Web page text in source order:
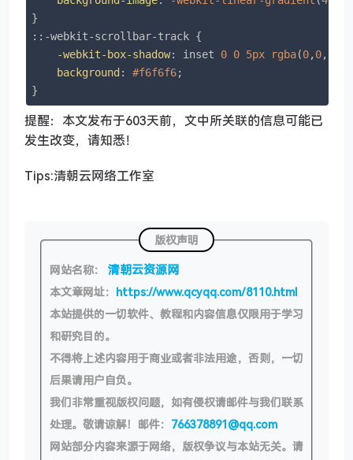
::-webkit-scrollbar-track {
-webkit-box-shadow: inset 0 0 5px rgba(0, 0,
background : #f6f6f6;
}
提醒：本文发布于603天前，文中所关联的信息可能已
发生改变，请知悉！
Tips:清朝云网络工作室
版权声明
网站名称： 清朝云资源网
本文章网址： https://www.qcyqq.com/8110.html
本站提供的一切软件、教程和内容信息仅限用于学习
和研究目的。
不得将上述内容用于商业或者非法用途，否则，一切
后果请用户自负。
我们非常重视版权问题，如有侵权请邮件与我们联系
处理。敬请谅解！邮件： 766378891@qq.com
网站部分内容来源于网络，版权争议与本站无关。请